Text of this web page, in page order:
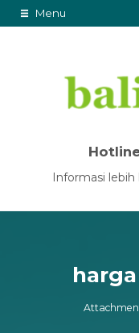
Menu
Informasi lebih